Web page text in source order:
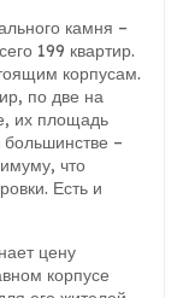
камня –
199 квартир.
корпусам.
по две на
их площадь
большинстве –
что
Есть и
цену
корпусе